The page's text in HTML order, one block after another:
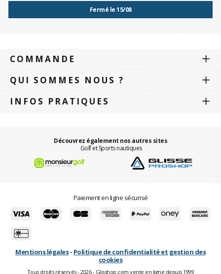
Fermé le 15/08
COMMANDE
QUI SOMMES NOUS ?
INFOS PRATIQUES
Découvrez également nos autres sites
Golf et Sports nautiques
Paiement en ligne sécurisé
Mentions légales- Politique de confidentialité et gestion des
cookies
Tous droits réservés - 2026 - Glisshop.com vente en ligne depuis 1999